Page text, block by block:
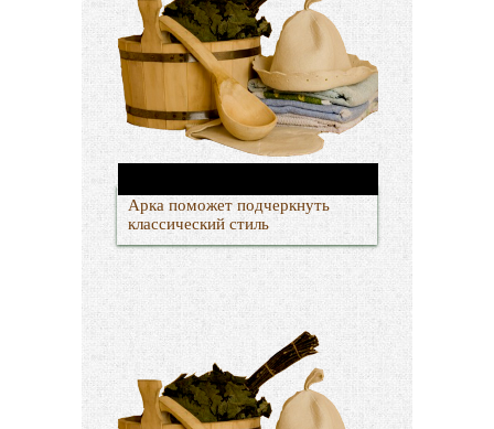
Арка поможет подчеркнуть
классический стиль